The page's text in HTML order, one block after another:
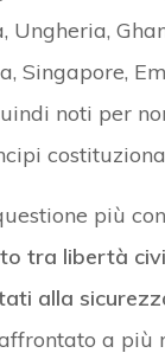
Ungheria,
Singapore,
noti per
più
tra libertà
alla
a più